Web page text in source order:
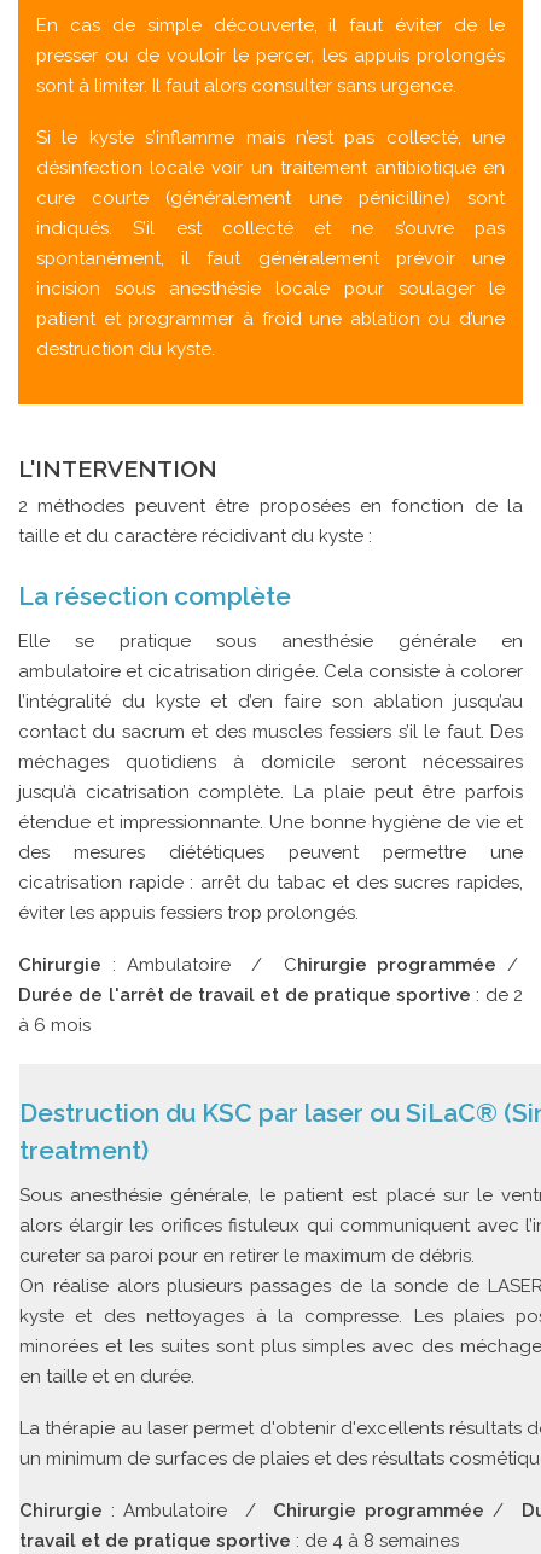
En cas de simple découverte, il faut éviter de le
presser ou de vouloir le percer, les appuis prolongés
sont à limiter. Il faut alors consulter sans urgence.
Si le kyste s’inflamme mais n’est pas collecté, une
désinfection locale voir un traitement antibiotique en
cure courte (généralement une pénicilline) sont
indiqués. S’il est collecté et ne s’ouvre pas
spontanément, il faut généralement prévoir une
incision sous anesthésie locale pour soulager le
patient et programmer à froid une ablation ou d’une
destruction du kyste.
L'INTERVENTION
2 méthodes peuvent être proposées en fonction de la
taille et du caractère récidivant du kyste :
La résection complète
Elle se pratique sous anesthésie générale en
ambulatoire et cicatrisation dirigée. Cela consiste à colorer
l’intégralité du kyste et d’en faire son ablation jusqu’au
contact du sacrum et des muscles fessiers s’il le faut. Des
méchages quotidiens à domicile seront nécessaires
jusqu’à cicatrisation complète. La plaie peut être parfois
étendue et impressionnante. Une bonne hygiène de vie et
des mesures diététiques peuvent permettre une
cicatrisation rapide : arrêt du tabac et des sucres rapides,
éviter les appuis fessiers trop prolongés.
Chirurgie : Ambulatoire / Chirurgie programmée /
Durée de l'arrêt de travail et de pratique sportive : de 2
à 6 mois
Destruction du KSC par laser ou SiLaC®
treatment)
Sous anesthésie générale, le patient est placé sur le
alors élargir les orifices fistuleux qui communiquent avec
cureter sa paroi pour en retirer le maximum de débris.
On réalise alors plusieurs passages de la sonde de
kyste et des nettoyages à la compresse. Les plaies
minorées et les suites sont plus simples avec des
en taille et en durée.
La thérapie au laser permet d'obtenir d'excellents résultats
un minimum de surfaces de plaies et des résultats
Chirurgie : Ambulatoire / Chirurgie programmée /
travail et de pratique sportive : de 4 à 8 semaines